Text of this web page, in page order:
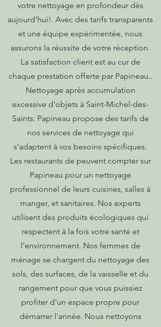
votre nettoyage en profondeur dès
aujourd'hui!. Avec des tarifs transparents
et une équipe expérimentée, nous
assurons la réussite de votre réception.
La satisfaction client est au cur de
chaque prestation offerte par Papineau..
Nettoyage après accumulation
excessive d’objets à Saint-Michel-des-
Saints: Papineau propose des tarifs de
nos services de nettoyage qui
s'adaptent à vos besoins spécifiques.
Les restaurants de peuvent compter sur
Papineau pour un nettoyage
professionnel de leurs cuisines, salles à
manger, et sanitaires. Nos experts
utilisent des produits écologiques qui
respectent à la fois votre santé et
l'environnement. Nos femmes de
ménage se chargent du nettoyage des
sols, des surfaces, de la vaisselle et du
rangement pour que vous puissiez
profiter d'un espace propre pour
démarrer l'année. Nous nettoyons